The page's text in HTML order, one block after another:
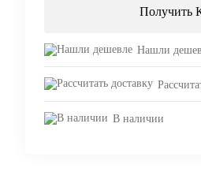
Получить
Нашли
В наличии